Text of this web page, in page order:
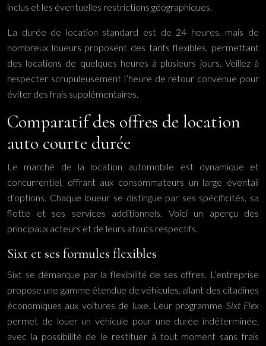
inclus et les éventuelles restrictions géographiques.
La durée de location standard est de 24 heures, mais de
nombreux loueurs proposent des tarifs flexibles, permettant
des locations de quelques heures à plusieurs jours. Veillez à
respecter scrupuleusement l’heure de retour convenue pour
éviter des frais supplémentaires.
Comparatif des offres de location
auto courte durée
Le marché de la location automobile est dynamique et
concurrentiel, offrant aux consommateurs un large éventail
d’options. Chaque loueur se distingue par ses spécificités, sa
flotte et ses services additionnels. Voici un aperçu des
principaux acteurs et de leurs atouts respectifs.
Sixt et ses formules flexibles
Sixt se démarque par la flexibilité de ses offres. L’entreprise
propose une gamme étendue de véhicules, allant des citadines
économiques aux voitures de luxe. Leur programme Sixt Flex
permet de louer un véhicule pour une durée indéterminée,
avec la possibilité de le restituer à tout moment sans frais